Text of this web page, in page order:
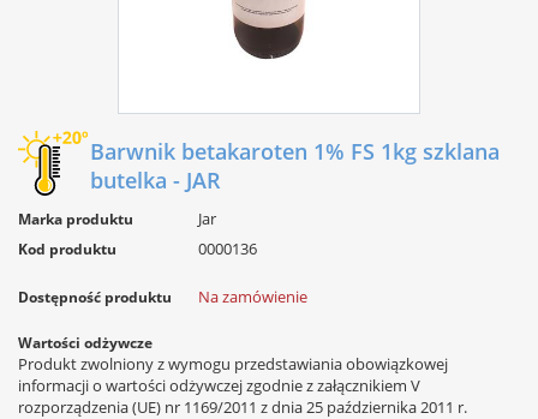
Barwnik betakaroten 1% FS 1kg szklana
butelka - JAR
Marka produktu Jar
Kod produktu 0000136
Dostępność produktu Na zamówienie
Wartości odżywcze
Produkt zwolniony z wymogu przedstawiania obowiązkowej
informacji o wartości odżywczej zgodnie z załącznikiem V
rozporządzenia (UE) nr 1169/2011 z dnia 25 października 2011 r.